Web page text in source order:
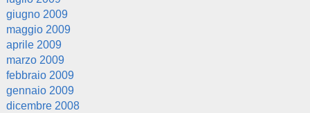
giugno 2009
maggio 2009
aprile 2009
marzo 2009
febbraio 2009
gennaio 2009
dicembre 2008